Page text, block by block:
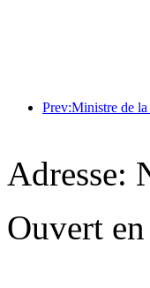
Adresse:
Ouvert